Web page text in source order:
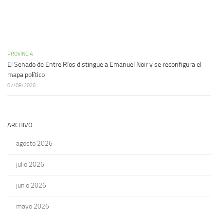
PROVINCIA
El Senado de Entre Ríos distingue a Emanuel Noir y se reconfigura el
mapa político
07/08/2026
ARCHIVO
agosto 2026
julio 2026
junio 2026
mayo 2026